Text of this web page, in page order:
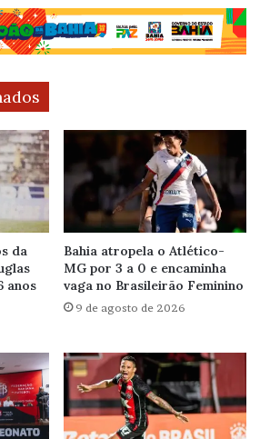
da
anos
Bahia atropela o Atlético-
MG por 3 a 0 e encaminha
vaga no Brasileirão Feminino
9 de agosto de 2026